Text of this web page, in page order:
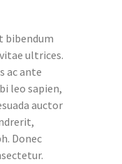
bibendum
ultrices.
ac ante
leo sapien,
auctor
Donec